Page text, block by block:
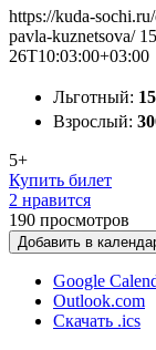
https://kuda-
pavla-kuznetsova/
26T10:03:00+03:00
Льготный:
Взрослый:
5+
Купить билет
2 нравится
190 просмотров
Добавить в
Google
Outlook.com
Скачать .ics